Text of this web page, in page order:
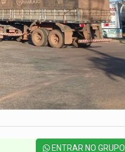
ENTRAR NO GRUPO